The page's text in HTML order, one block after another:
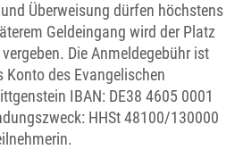
Überweisung dürfen höchstens
Geldeingang wird der Platz
Die Anmeldegebühr ist
des Evangelischen
IBAN: DE38 4605 0001
HHSt 48100/130000